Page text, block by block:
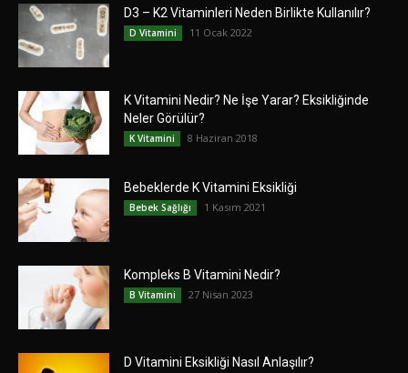
D3 – K2 Vitaminleri Neden Birlikte Kullanılır?
D Vitamini 11 Ocak 2022
K Vitamini Nedir? Ne İşe Yarar? Eksikliğinde
Neler Görülür?
K Vitamini 8 Haziran 2018
Bebeklerde K Vitamini Eksikliği
Bebek Sağlığı 1 Kasım 2021
Kompleks B Vitamini Nedir?
B Vitamini 27 Nisan 2023
D Vitamini Eksikliği Nasıl Anlaşılır?